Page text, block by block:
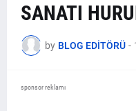
SANATI
by BLOG EDİTÖRÜ -
sponsor reklamı